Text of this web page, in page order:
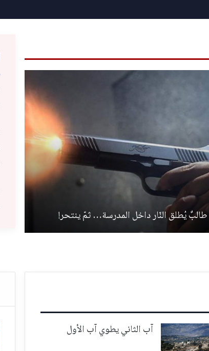
طالبٌ يُطلق النّار داخل المدرسة… ثمّ ينتحر!
آب الثاني يطوي آب الأول